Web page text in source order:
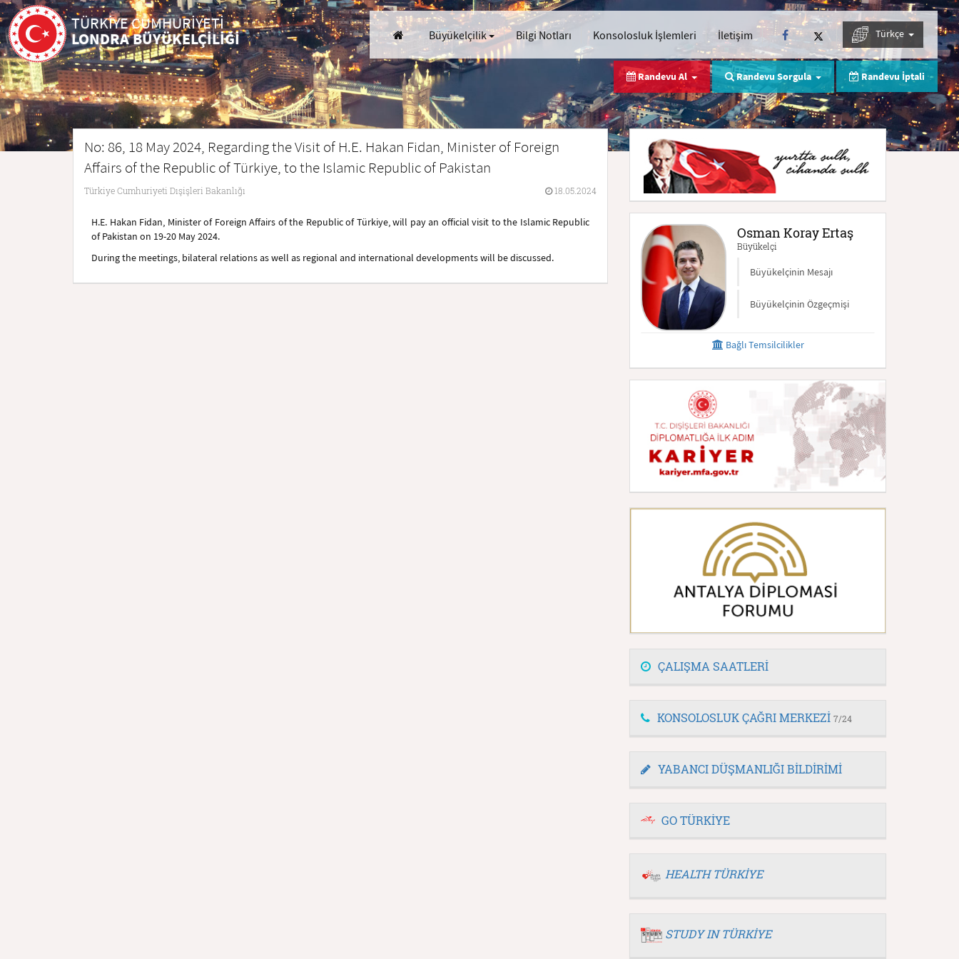
TÜRKİYE CUMHURİYETİ
LONDRA BÜYÜKELÇİLİĞİ Büyükelçilik Bilgi Notları Konsolosluk İşlemleri İletişim Türkçe
Randevu Al Randevu Sorgula Randevu İptali
No: 86, 18 May 2024, Regarding the Visit of H.E. Hakan Fidan, Minister of Foreign
Affairs of the Republic of Türkiye, to the Islamic Republic of Pakistan
Türkiye Cumhuriyeti Dışişleri Bakanlığı 18.05.2024
H.E. Hakan Fidan, Minister of Foreign Affairs of the Republic of Türkiye, will pay an official visit to the Islamic Republic
of Pakistan on 19-20 May 2024.
During the meetings, bilateral relations as well as regional and international developments will be discussed.
Osman Koray Ertaş
Büyükelçi
Büyükelçinin Mesajı
Büyükelçinin Özgeçmişi
Bağlı Temsilcilikler
ÇALIŞMA SAATLERİ
KONSOLOSLUK ÇAĞRI MERKEZİ 7/24
YABANCI DÜŞMANLIĞI BİLDİRİMİ
GO TÜRKİYE
HEALTH TÜRKİYE
STUDY IN TÜRKİYE